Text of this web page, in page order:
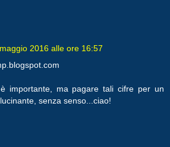
2016 alle ore 16:57
importante, ma pagare tali cifre per un
senza senso...ciao!